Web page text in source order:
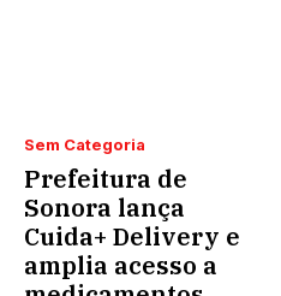
Sem Categoria
Prefeitura de
Sonora lança
Cuida+ Delivery e
amplia acesso a